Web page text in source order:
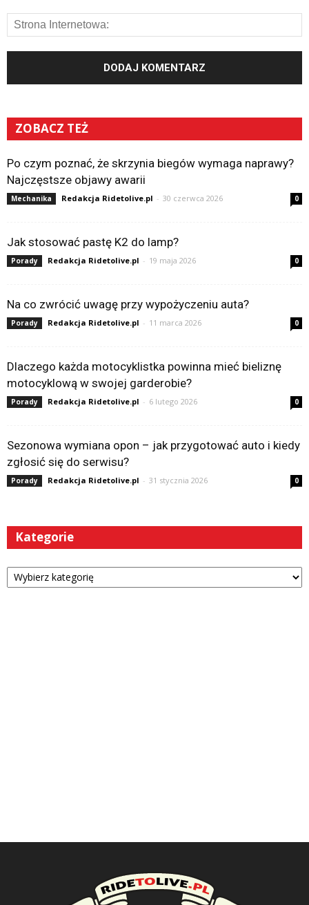
ZOBACZ TEŻ
Po czym poznać, że skrzynia biegów wymaga naprawy?
Najczęstsze objawy awarii
Mechanika Redakcja Ridetolive.pl - 30 czerwca 2026 0
Jak stosować pastę K2 do lamp?
Porady Redakcja Ridetolive.pl - 19 maja 2026 0
Na co zwrócić uwagę przy wypożyczeniu auta?
Porady Redakcja Ridetolive.pl - 11 marca 2026 0
Dlaczego każda motocyklistka powinna mieć bieliznę
motocyklową w swojej garderobie?
Porady Redakcja Ridetolive.pl - 6 lutego 2026 0
Sezonowa wymiana opon – jak przygotować auto i kiedy
zgłosić się do serwisu?
Porady Redakcja Ridetolive.pl - 31 stycznia 2026 0
Kategorie
Kategorie